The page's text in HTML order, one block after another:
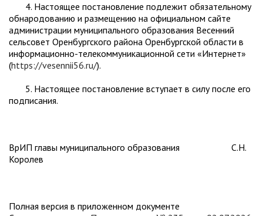
4. Настоящее постановление подлежит обязательному
обнародованию и размещению на официальном сайте
администрации муниципального образования Весенний
сельсовет Оренбургского района Оренбургской области в
информационно-телекоммуникационной сети «Интернет»
(https://vesennii56.ru/).
5. Настоящее постановление вступает в силу после его
подписания.
ВрИП главы муниципального образования С.Н.
Королев
Полная версия в приложенном документе